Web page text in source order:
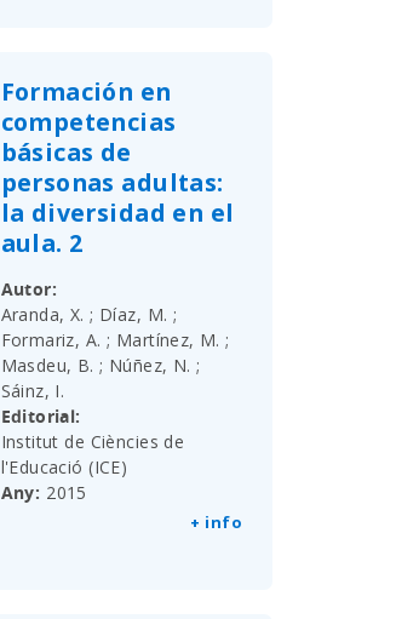
Formación en
competencias
básicas de
personas adultas:
la diversidad en el
aula. 2
Autor
Aranda, X. ; Díaz, M. ;
Formariz, A. ; Martínez, M. ;
Masdeu, B. ; Núñez, N. ;
Sáinz, I.
Editorial
Institut de Ciències de
l'Educació (ICE)
Any 2015
+ info